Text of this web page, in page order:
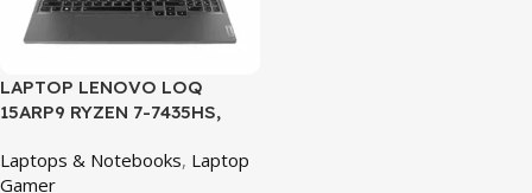
LAPTOP LENOVO LOQ
15ARP9 RYZEN 7-7435HS,
512GB SSD, 15.6″ FHD 144HZ
Laptops & Notebooks, Laptop
Gamer